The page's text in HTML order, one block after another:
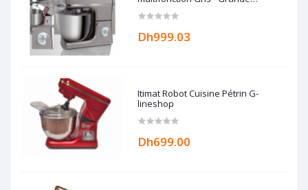
Dh999.03
Itimat Robot Cuisine Pétrin G-
lineshop
Dh699.00